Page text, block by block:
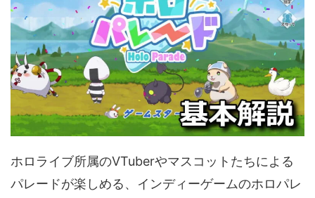
ホロライブ所属のVTuberやマスコットたちによる
パレードが楽しめる、インディーゲームのホロパレ